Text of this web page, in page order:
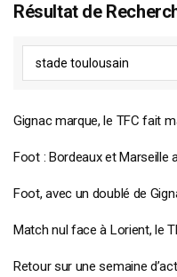
Résultat de
Gignac marque, le TFC fait
Foot : Bordeaux et Marseille
Foot, avec un doublé de
Match nul face à Lorient, le
Retour sur une semaine